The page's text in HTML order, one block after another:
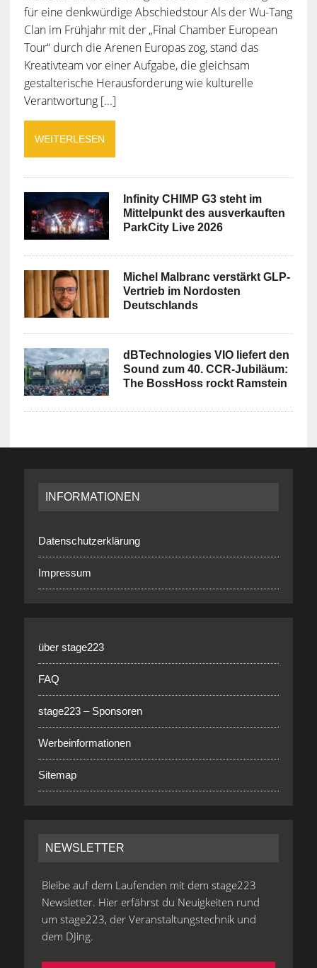
für eine denkwürdige Abschiedstour Als der Wu-Tang
Clan im Frühjahr mit der „Final Chamber European
Tour“ durch die Arenen Europas zog, stand das
Kreativteam vor einer Aufgabe, die gleichsam
gestalterische Herausforderung wie kulturelle
Verantwortung [...]
WEITERLESEN
Infinity CHIMP G3 steht im
Mittelpunkt des ausverkauften
ParkCity Live 2026
Michel Malbranc verstärkt GLP-
Vertrieb im Nordosten
Deutschlands
dBTechnologies VIO liefert den
Sound zum 40. CCR-Jubiläum:
The BossHoss rockt Ramstein
INFORMATIONEN
Datenschutzerklärung
Impressum
über stage223
FAQ
stage223 – Sponsoren
Werbeinformationen
Sitemap
NEWSLETTER
Bleibe auf dem Laufenden mit dem stage223
Newsletter. Hier erfährst du Neuigkeiten rund
um stage223, der Veranstaltungstechnik und
dem DJing.